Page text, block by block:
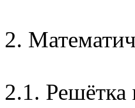
2.
2.1. Решётка